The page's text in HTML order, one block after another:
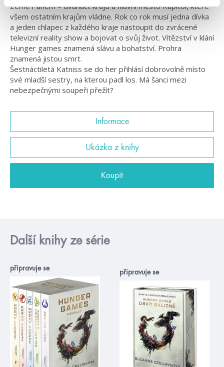
Země Panem – dvanáct krajů a hlavní město Kapitol, které
všem ostatním krajům vládne. Rok co rok musí jedna dívka
a jeden chlapec z každého kraje nastoupit do zvrácené
televizní reality show a bojovat o svůj život. Vítězství v klání
Hunger games znamená slávu a bohatství. Prohra
znamená jistou smrt.
Šestnáctiletá Katniss se do her přihlásí dobrovolně místo
své mladší sestry, na kterou padl los. Má šanci mezi
nebezpečnými soupeři přežít?
Informace
Ukázka z knihy
Koupit
Další knihy ze série
připravuje se
připravuje se